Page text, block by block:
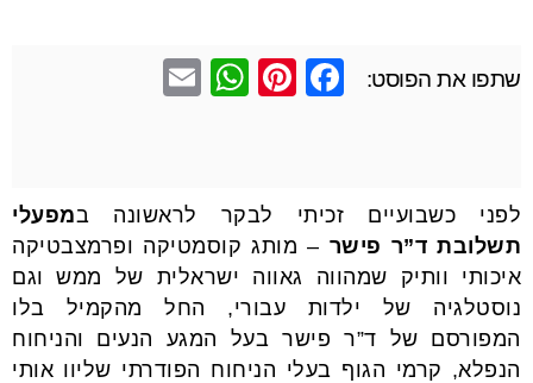
שתפו את הפוסט:
F
b
o
o
k
Pi
st
W
A
p
p
לפני כשבועיים זכיתי לבקר לראשונה במפעלי
תשלובת ד”ר פישר – מותג קוסמטיקה ופרמצבטיקה
איכותי וותיק שמהווה גאווה ישראלית של ממש וגם
נוסטלגיה של ילדות עבורי, החל מהקמיל בלו
המפורסם של ד”ר פישר בעל המגע הנעים והניחוח
הנפלא, קרמי הגוף בעלי הניחוח הפודרתי שליוו אותי